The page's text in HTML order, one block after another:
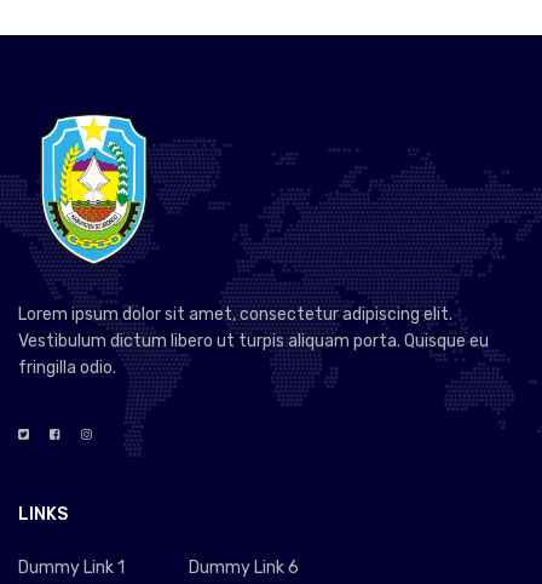
Lorem ipsum dolor sit amet, consectetur adipiscing elit.
Vestibulum dictum libero ut turpis aliquam porta. Quisque eu
fringilla odio.
LINKS
Dummy Link 1 Dummy Link 6